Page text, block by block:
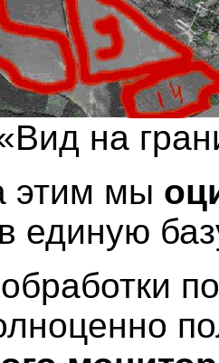
на
этим мы
единую